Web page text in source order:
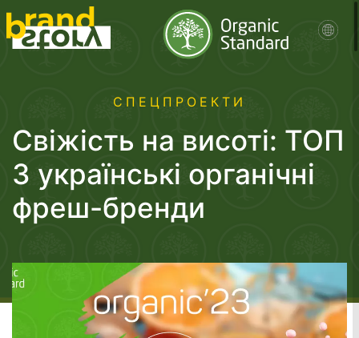
СПЕЦПРОЕКТИ
Свіжість на висоті: ТОП
3 українські органічні
фреш-бренди